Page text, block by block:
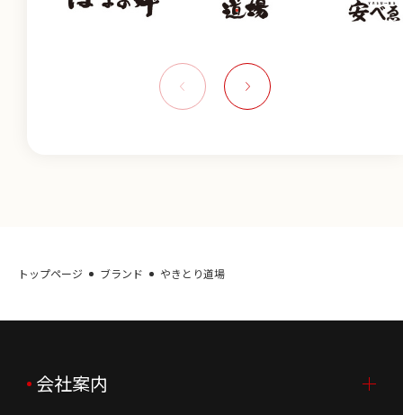
トップページ ブランド やきとり道場
会社案内